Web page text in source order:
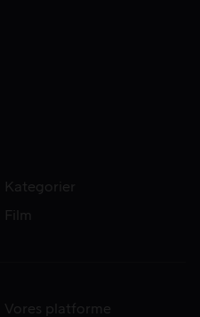
Kategorier
Film
Vores platforme